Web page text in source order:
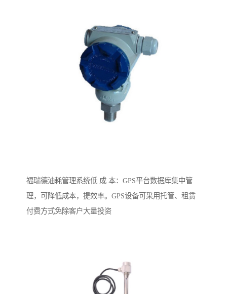
福瑞德油耗管理系统低 成 本：GPS平台数据库集中管
理，可降低成本，提效率。GPS设备可采用托管、租赁
付费方式免除客户大量投资